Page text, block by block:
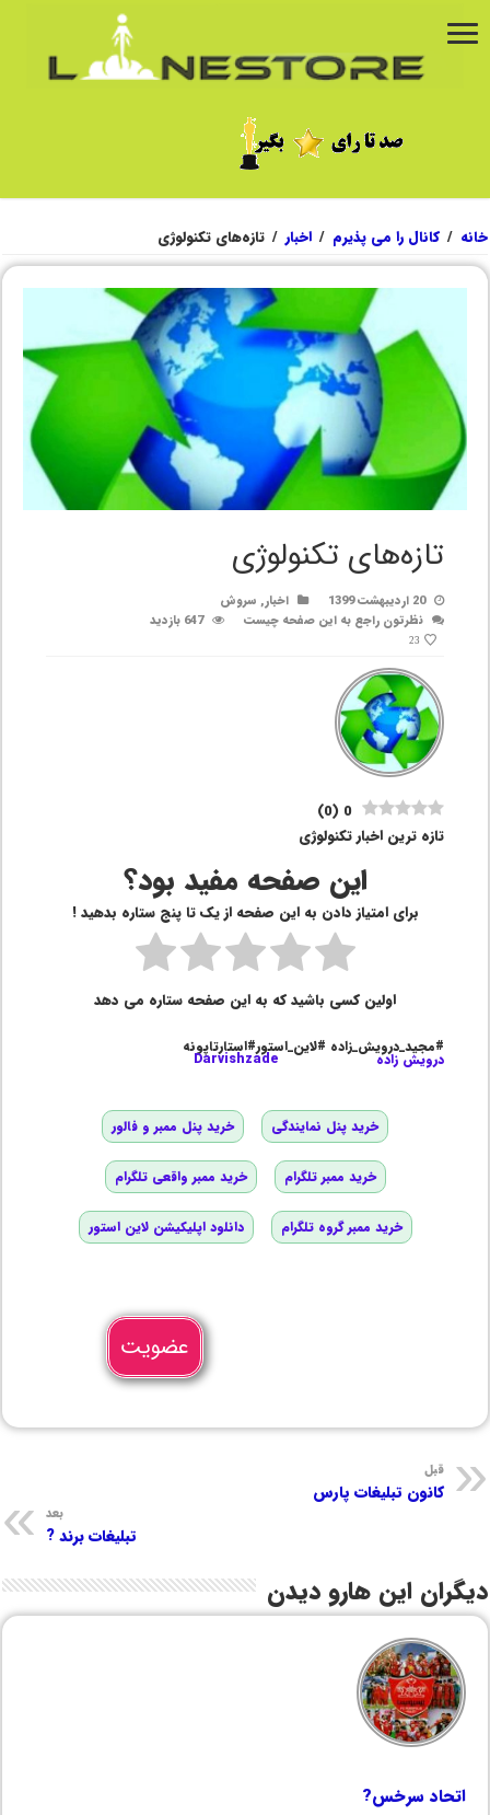
خانه / کانال را می پذیرم / اخبار / تازه‌های تکنولوژی
تازه‌های تکنولوژی
20 اردیبهشت 1399 اخبار, سروش
نظرتون راجع به این صفحه چیست
647 بازدید
23
0
(
0
)
تازه ترین اخبار تکنولوژی
این صفحه مفید بود؟
برای امتیاز دادن به این صفحه از یک تا پنج ستاره بدهید !
اولین کسی باشید که به این صفحه ستاره می دهد
#مجید_درویش_زاده #لاین_استور#استارتاپونه
درویش زاده Darvishzade
خرید پنل نمایندگی خرید پنل ممبر و فالور
خرید ممبر تلگرام خرید ممبر واقعی تلگرام
خرید ممبر گروه تلگرام دانلود اپلیکیشن لاین استور
عضویت
قبل
کانون تبلیغات پارس
بعد
تبلیغات برند ?
دیگران این هارو دیدن
اتحاد سرخس?